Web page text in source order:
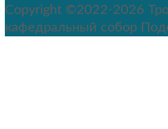
Copyright ©2022-2026
кафедральный собор